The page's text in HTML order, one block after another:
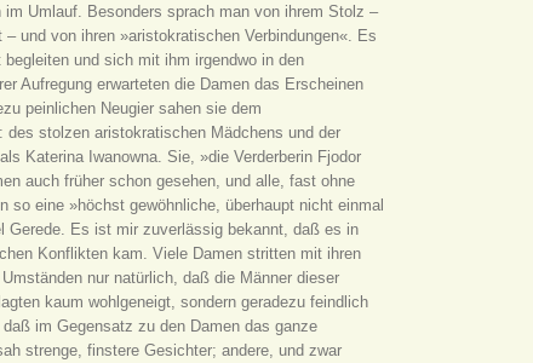
Umlauf. Besonders sprach man von ihrem Stolz –
und von ihren »aristokratischen Verbindungen«. Es
und sich mit ihm irgendwo in den
Aufregung erwarteten die Damen das Erscheinen
peinlichen Neugier sahen sie dem
des stolzen aristokratischen Mädchens und der
Katerina Iwanowna. Sie, »die Verderberin Fjodor
auch früher schon gesehen, und alle, fast ohne
eine »höchst gewöhnliche, überhaupt nicht einmal
Gerede. Es ist mir zuverlässig bekannt, daß es in
Konflikten kam. Viele Damen stritten mit ihren
nur natürlich, daß die Männer dieser
kaum wohlgeneigt, sondern geradezu feindlich
im Gegensatz zu den Damen das ganze
strenge, finstere Gesichter; andere, und zwar